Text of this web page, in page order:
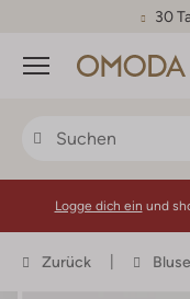
30
Menü
Logge dich ein und
Zurück